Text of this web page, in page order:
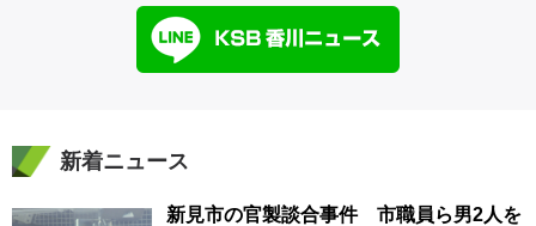
新着ニュース
新見市の官製談合事件 市職員ら男2人を